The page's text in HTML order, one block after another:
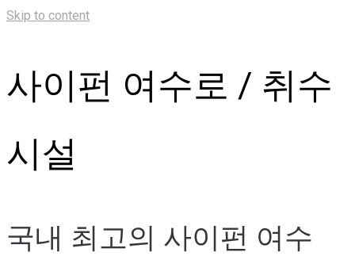
Skip to content
사이펀 여수로 / 취수
시설
국내 최고의 사이펀 여수